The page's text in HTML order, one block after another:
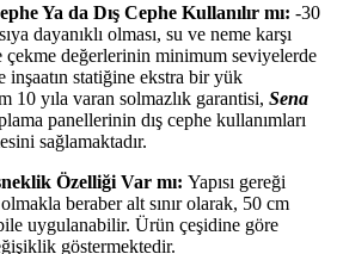
Ya da Dış Cephe Kullanılır mı: -30
dayanıklı olması, su ve neme karşı
çekme değerlerinin minimum seviyelerde
inşaatın statiğine ekstra bir yük
10 yıla varan solmazlık garantisi, Sena
panellerinin dış cephe kullanımları
sağlamaktadır.
Özelliği Var mı: Yapısı gereği
beraber alt sınır olarak, 50 cm
uygulanabilir. Ürün çeşidine göre
göstermektedir.